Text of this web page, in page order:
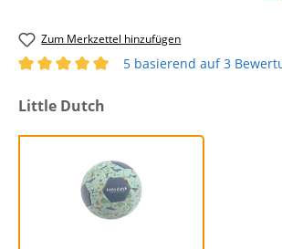
Zum Merkzettel hinzufügen
5 basierend auf 3
auswählen
Little Dutch
Ocean World